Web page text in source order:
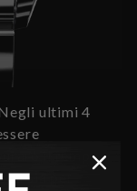
ultimi 4
il tempo a
sia per